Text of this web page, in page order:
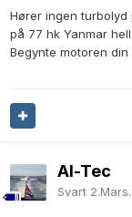
Hører ingen turbolyd
på 77 hk Yanmar
Begynte motoren din
Al-Tec
Svart